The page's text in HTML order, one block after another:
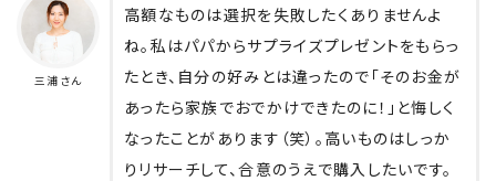
三浦さん
高額なものは選択を失敗したくありませんよ
ね。私はパパからサプライズプレゼントをもらっ
たとき、自分の好みとは違ったので「そのお金が
あったら家族でおでかけできたのに！」と悔しく
なったことがあります（笑）。高いものはしっか
りリサーチして、合意のうえで購入したいです。